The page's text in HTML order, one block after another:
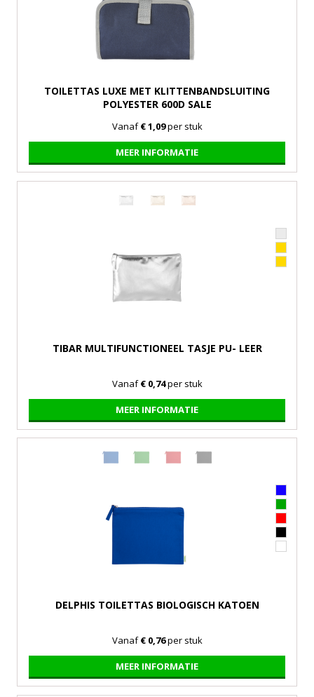
TOILETTAS LUXE MET KLITTENBANDSLUITING
POLYESTER 600D SALE
Vanaf€ 1,09per stuk
MEER INFORMATIE
TIBAR MULTIFUNCTIONEEL TASJE PU- LEER
Vanaf€ 0,74per stuk
MEER INFORMATIE
DELPHIS TOILETTAS BIOLOGISCH KATOEN
Vanaf€ 0,76per stuk
MEER INFORMATIE